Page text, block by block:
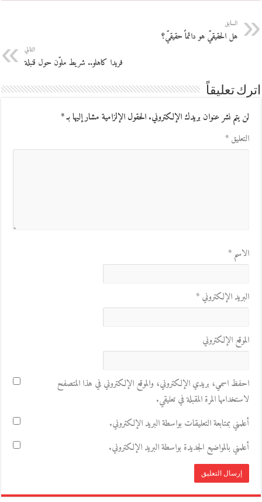
السابق
هل الحقيقيّ هو دائماً حقيقيّ؟
التالي
فريدا كاهلو.. شريط ملوّن حول قنبلة
اترك تعليقاً
لن يتم نشر عنوان بريدك الإلكتروني.الحقول الإلزامية مشار إليها بـ*
التعليق*
الاسم*
البريد الإلكتروني*
الموقع الإلكتروني
احفظ اسمي، بريدي الإلكتروني، والموقع الإلكتروني في هذا المتصفح
لاستخدامها المرة المقبلة في تعليقي.
أعلمني بمتابعة التعليقات بواسطة البريد الإلكتروني.
أعلمني بالمواضيع الجديدة بواسطة البريد الإلكتروني.